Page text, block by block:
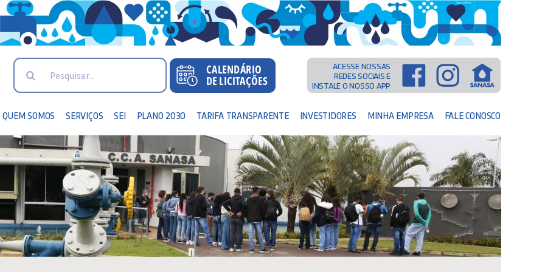
Search
ACESSE NOSSAS
REDES SOCIAIS E
INSTALE O NOSSO APP
QUEM SOMOS SERVIÇOS SEI PLANO 2030 TARIFA TRANSPARENTE INVESTIDORES MINHA EMPRESA FALE CONOSCO